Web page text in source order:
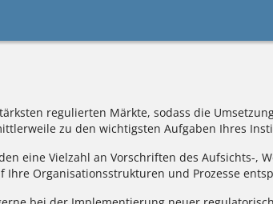
regulierten Märkte, sodass die
zu den wichtigsten Aufgaben Ihres
eine Vielzahl an Vorschriften des Aufsichts-,
Organisationsstrukturen und Prozesse